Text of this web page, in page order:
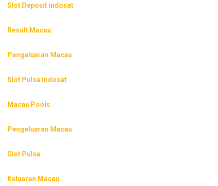
Slot Deposit indosat
Result Macau
Pengeluaran Macau
Slot Pulsa Indosat
Macau Pools
Pengeluaran Macau
Slot Pulsa
Keluaran Macau